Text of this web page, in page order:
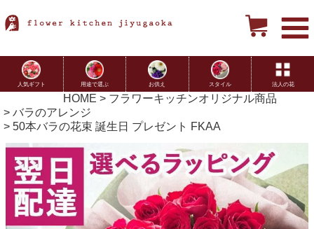
人気ギフト 用途で選ぶ お供え スタイル 法人の花
HOME
フラワーキッチンオリジナル商品
バラのアレンジ
50本バラの花束 誕生日 プレゼント FKAA